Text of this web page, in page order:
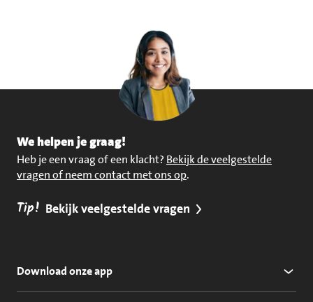
We helpen je graag!
Heb je een vraag of een klacht? Bekijk de veelgestelde
vragen of neem contact met ons op.
Tip! Bekijk veelgestelde vragen
Download onze app